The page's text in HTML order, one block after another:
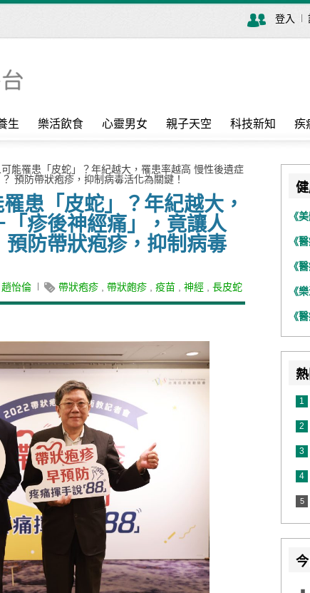
登入
生 樂活飲食 心靈男女 親子天空 科技新知 疾
能罹患「皮蛇」？年紀越大，罹患率越高 慢性後遺症
預防帶狀疱疹，抑制病毒活化為關鍵！
患「皮蛇」？年紀越大，
疹後神經痛」，竟讓人
防帶狀疱疹，抑制病毒
怡倫 帶狀疱疹 帶狀皰疹 疫苗 神經 長皮蛇
《
《
《
《
《
1
2
3
4
5